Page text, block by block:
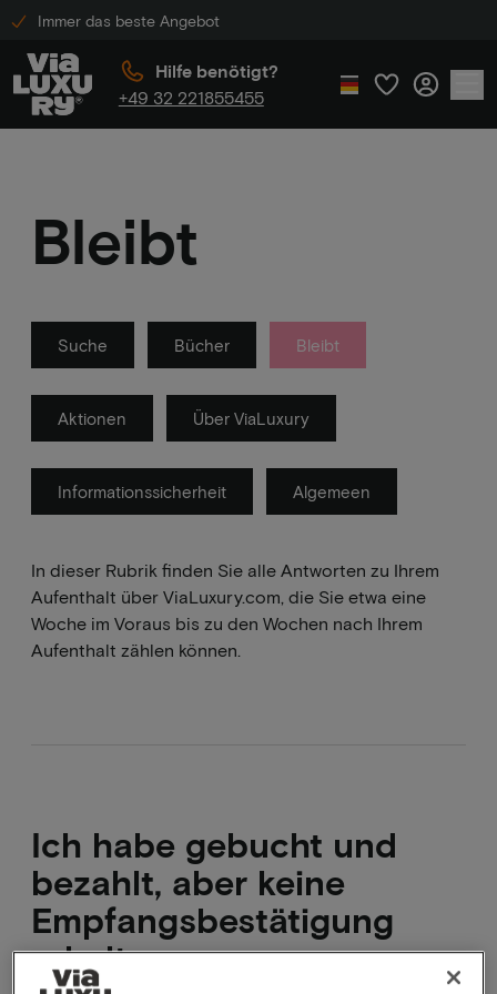
Immer das beste Angebot
Hilfe benötigt?
+49 32 221855455
Bleibt
Suche Bücher Bleibt
Aktionen Über ViaLuxury
Informationssicherheit Algemeen
In dieser Rubrik finden Sie alle Antworten zu Ihrem
Aufenthalt über ViaLuxury.com, die Sie etwa eine
Woche im Voraus bis zu den Wochen nach Ihrem
Aufenthalt zählen können.
Ich habe gebucht und
bezahlt, aber keine
Empfangsbestätigung
erhalten